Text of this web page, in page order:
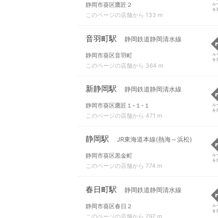
静岡市葵区鷹匠２
このページの店舗から 133 m
ル
を
音羽町駅 静岡鉄道静岡清水線
静岡市葵区音羽町
このページの店舗から 364 m
ル
を
新静岡駅 静岡鉄道静岡清水線
静岡市葵区鷹匠１-１-１
このページの店舗から 471 m
ル
を
静岡駅 JR東海道本線(熱海～浜松)
静岡市葵区黒金町
このページの店舗から 774 m
ル
を
春日町駅 静岡鉄道静岡清水線
静岡市葵区春日２
このページの店舗から 797 m
ル
を